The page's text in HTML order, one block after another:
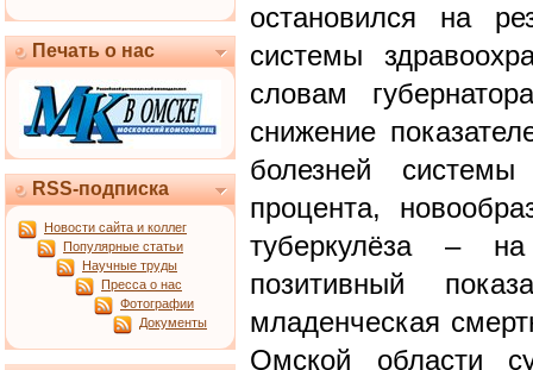
Печать о нас
RSS-подписка
Новости сайта и коллег
Популярные статьи
Научные труды
Пресса о нас
Фотографии
Документы
остановился на
системы
словам
снижение
болезней
процента,
туберкулёза –
позитивный
младенческая
Омской области